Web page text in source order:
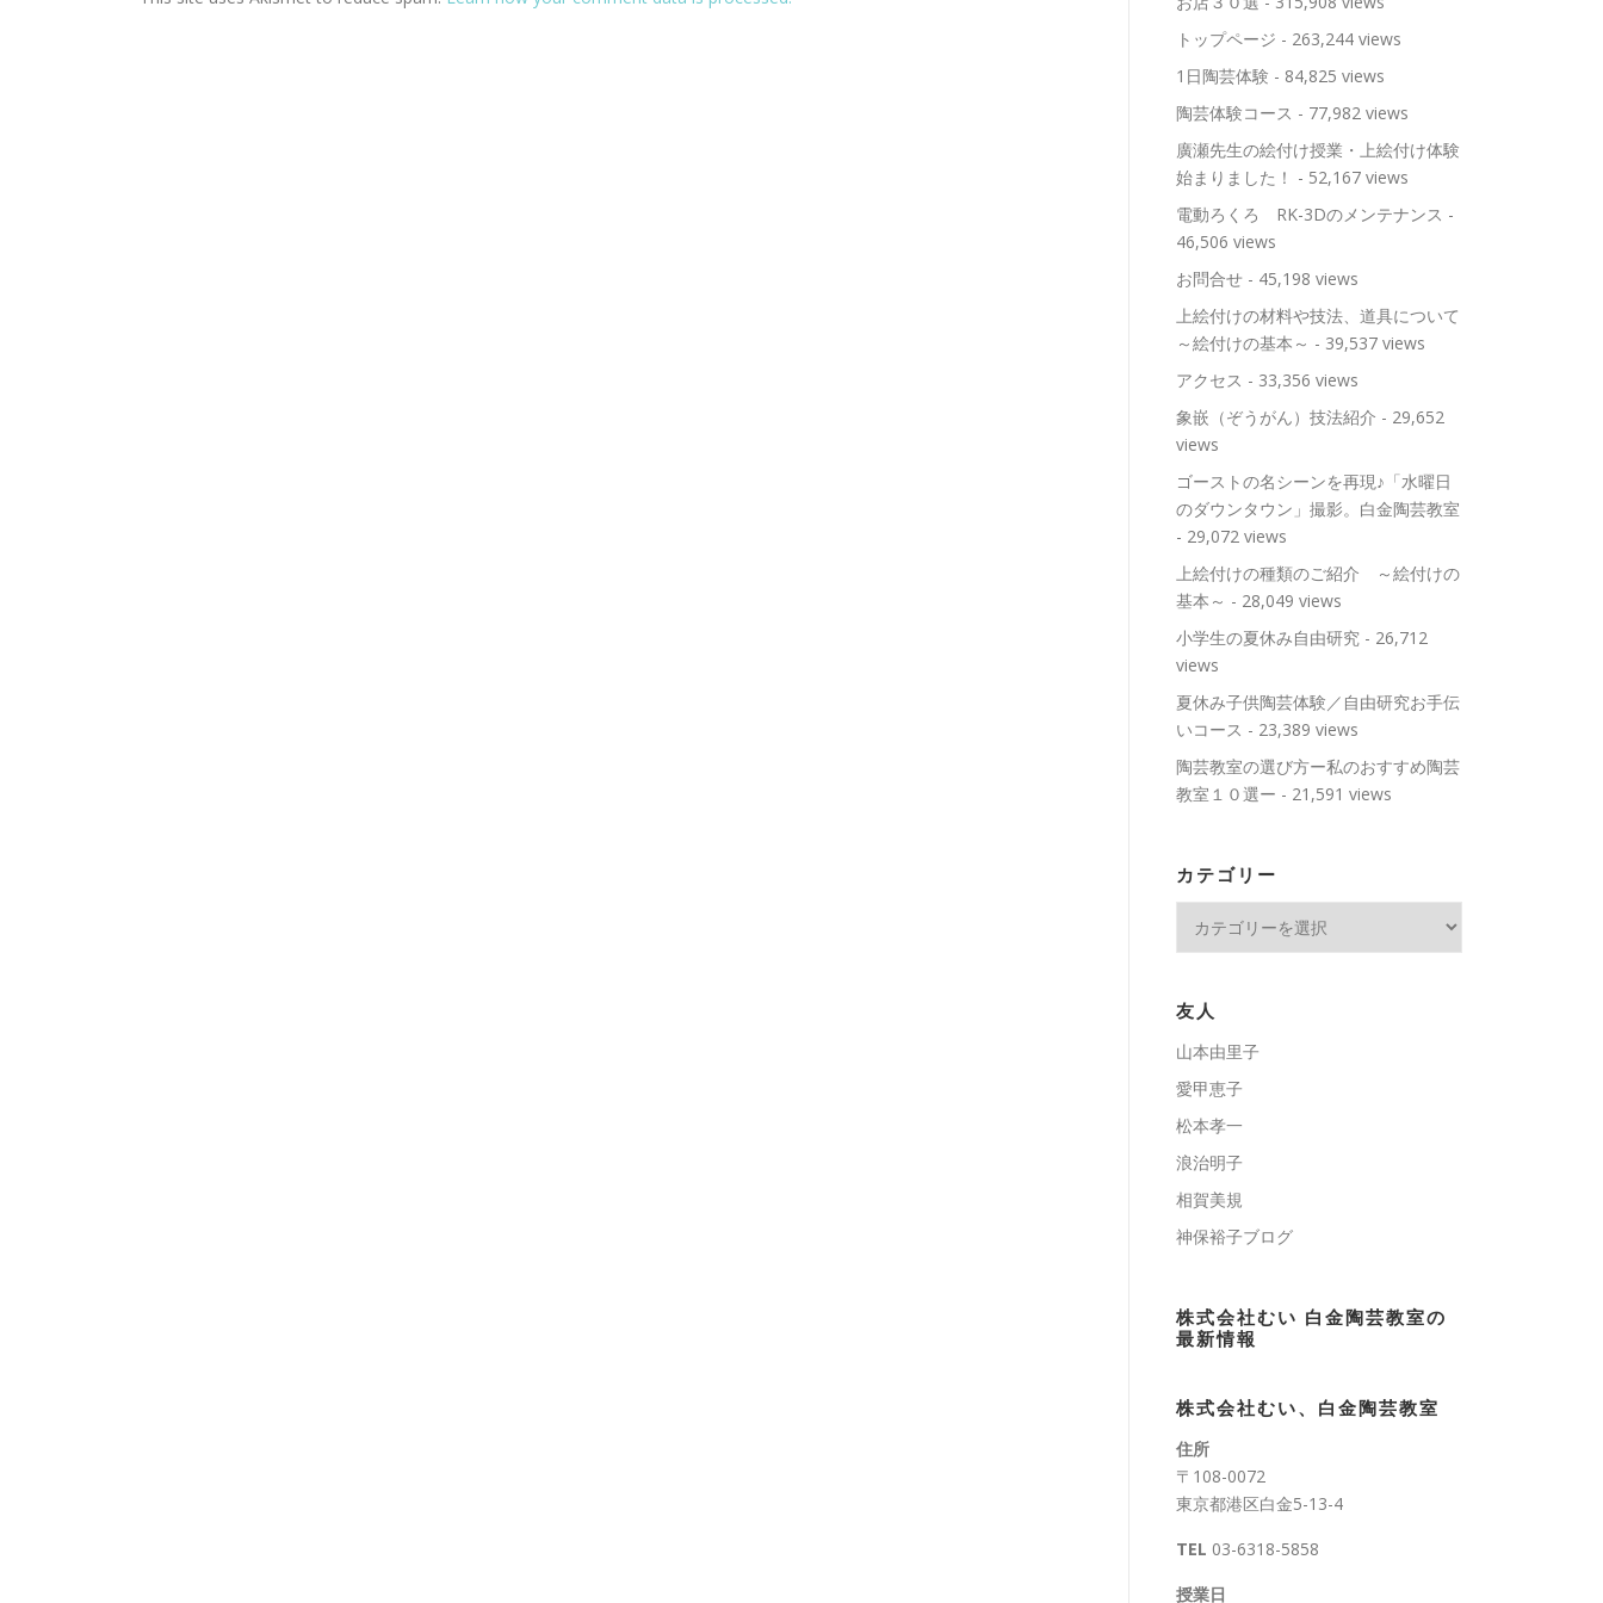
トップページ - 263,244 views
1日陶芸体験 - 84,825 views
陶芸体験コース - 77,982 views
廣瀬先生の絵付け授業・上絵付け体験
始まりました！ - 52,167 views
電動ろくろ RK-3Dのメンテナンス -
46,506 views
お問合せ - 45,198 views
上絵付けの材料や技法、道具について
～絵付けの基本～ - 39,537 views
アクセス - 33,356 views
象嵌（ぞうがん）技法紹介 - 29,652
views
ゴーストの名シーンを再現♪「水曜日
のダウンタウン」撮影。白金陶芸教室
- 29,072 views
上絵付けの種類のご紹介 ～絵付けの
基本～ - 28,049 views
小学生の夏休み自由研究 - 26,712
views
夏休み子供陶芸体験／自由研究お手伝
いコース - 23,389 views
陶芸教室の選び方ー私のおすすめ陶芸
教室１０選ー - 21,591 views
カテゴリー
リ
ー
友人
山本由里子
愛甲恵子
松本孝一
浪治明子
相賀美規
神保裕子ブログ
株式会社むい 白金陶芸教室の
最新情報
株式会社むい、白金陶芸教室
住所
〒108-0072
東京都港区白金5-13-4
TEL 03-6318-5858
授業日